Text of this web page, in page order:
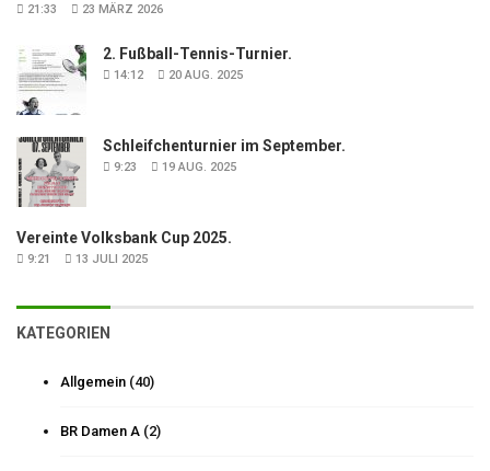
21:33 23 MÄRZ 2026
2. Fußball-Tennis-Turnier.
14:12 20 AUG. 2025
Schleifchenturnier im September.
9:23 19 AUG. 2025
Vereinte Volksbank Cup 2025.
9:21 13 JULI 2025
KATEGORIEN
Allgemein (40)
BR Damen A (2)